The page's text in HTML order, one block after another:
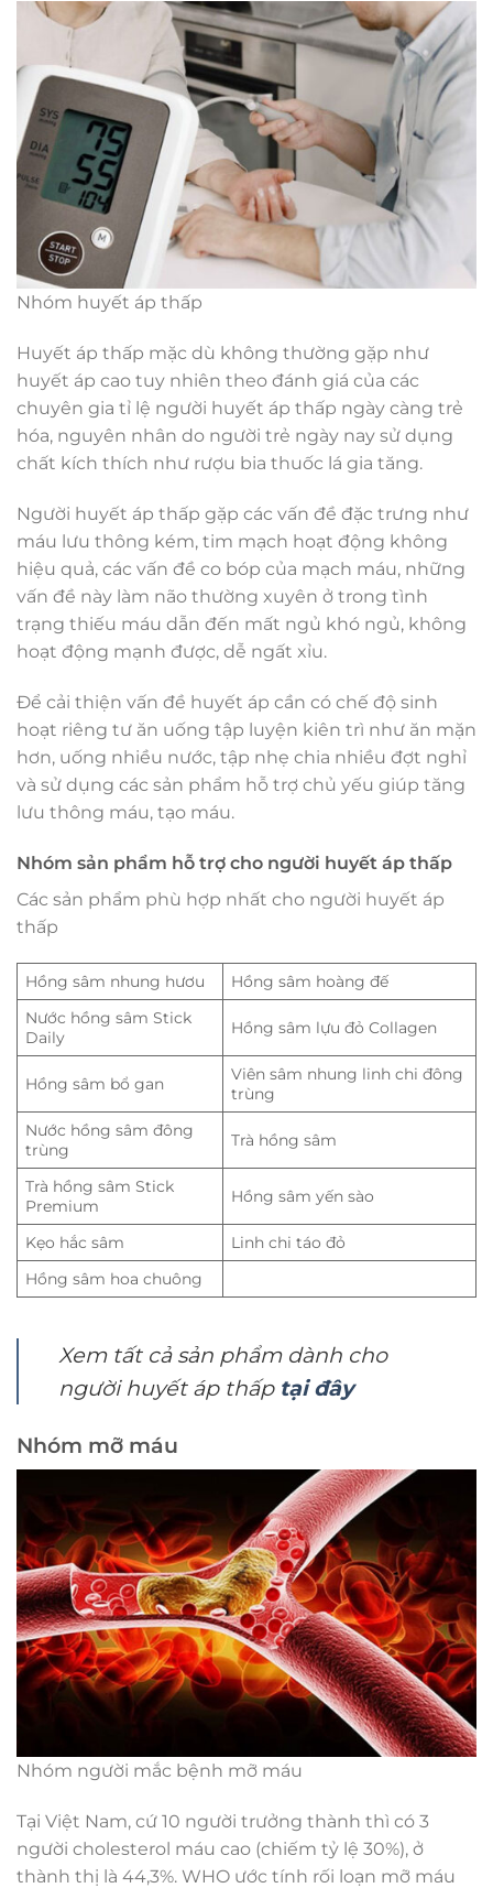
Nhóm huyết áp thấp
Huyết áp thấp mặc dù không thường gặp như
huyết áp cao tuy nhiên theo đánh giá của các
chuyên gia tỉ lệ người huyết áp thấp ngày càng trẻ
hóa, nguyên nhân do người trẻ ngày nay sử dụng
chất kích thích như rượu bia thuốc lá gia tăng.
Người huyết áp thấp gặp các vấn đề đặc trưng như
máu lưu thông kém, tim mạch hoạt động không
hiệu quả, các vấn đề co bóp của mạch máu, những
vấn đề này làm não thường xuyên ở trong tình
trạng thiếu máu dẫn đến mất ngủ khó ngủ, không
hoạt động mạnh được, dễ ngất xỉu.
Để cải thiện vấn đề huyết áp cần có chế độ sinh
hoạt riêng tư ăn uống tập luyện kiên trì như ăn mặn
hơn, uống nhiều nước, tập nhẹ chia nhiều đợt nghỉ
và sử dụng các sản phẩm hỗ trợ chủ yếu giúp tăng
lưu thông máu, tạo máu.
Nhóm sản phẩm hỗ trợ cho người huyết áp thấp
Các sản phẩm phù hợp nhất cho người huyết áp
thấp
Hồng sâm nhung hươu
Hồng sâm hoàng đế
Nước hồng sâm Stick
Daily
Hồng sâm lựu đỏ Collagen
Hồng sâm bổ gan
Viên sâm nhung linh chi đông
trùng
Nước hồng sâm đông
trùng
Trà hồng sâm
Trà hồng sâm Stick
Premium
Hồng sâm yến sào
Kẹo hắc sâm
Linh chi táo đỏ
Hồng sâm hoa chuông
Xem tất cả sản phẩm dành cho
người huyết áp thấp tại đây
Nhóm mỡ máu
Nhóm người mắc bệnh mỡ máu
Tại Việt Nam, cứ 10 người trưởng thành thì có 3
người cholesterol máu cao (chiếm tỷ lệ 30%), ở
thành thị là 44,3%. WHO ước tính rối loạn mỡ máu